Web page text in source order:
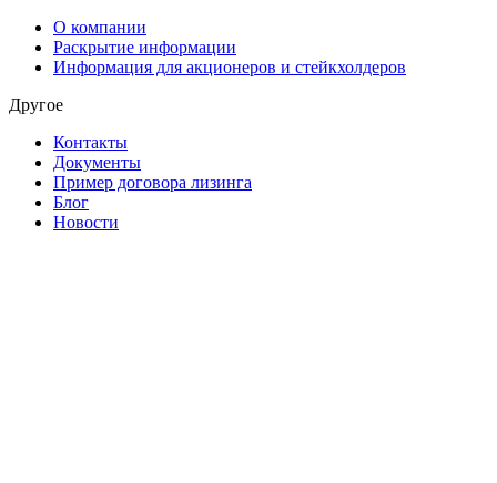
О компании
Раскрытие информации
Информация для акционеров и стейкхолдеров
Другое
Контакты
Документы
Пример договора лизинга
Блог
Новости